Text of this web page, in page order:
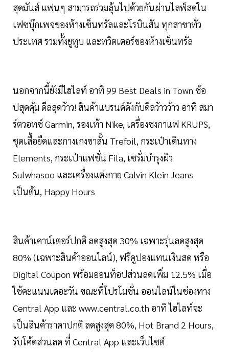
สุดมันส์ แฟนๆ สามารถร่วมลุ้นไปด้วยกันผ่านไลฟ์สดใน
เฟซบุ๊กเพจของห้างเซ็นทรัลและโรบินสัน ทุกสาขาทั่ว
ประเทศ รวมทั้งยูทูบ และทวิตเตอร์ของห้างเซ็นทรัล
นอกจากนี้ยังมีไฮไลท์ อาทิ 99 Best Deals in Town ช้อ
ปสุดคุ้ม ดีลสุดว้าว! สินค้าแบรนด์ดังกับดีลว้าวว้าว อาทิ สมา
ร์ตวอทช์ Garmin, รองเท้า Nike, เครื่องชงกาแฟ KRUPS,
ชุดเสื้อยืดและกางเกงขาสั้น Trefoil, กระเป๋าเดินทาง
Elements, กระเป๋าแฟชั่น Fila, เซรั่มบำรุงผิว
Sulwhasoo และเครื่องแต่งกาย Calvin Klein Jeans
เป็นต้น, Happy Hours
สินค้าเคาน์เตอร์ปกติ ลดสูงสุด 30% เฉพาะรุ่นลดสูงสุด
80% (เฉพาะสินค้าออนไลน์), ฟรีคูปองแทนเงินสด หรือ
Digital Coupon พร้อมออนท็อปส่วนลดเพิ่ม 12.5% เมื่อ
ใช้คะแนนเดอะวัน ขณะที่โปรโมชั่น ออนไลน์ในช่องทาง
Central App และ www.central.co.th อาทิ ไฮไลท์จะ
เป็นสินค้าราคาปกติ ลดสูงสุด 80%, Hot Brand 2 Hours,
รับโค้ดส่วนลด ที่ Central App และเว็บไซต์